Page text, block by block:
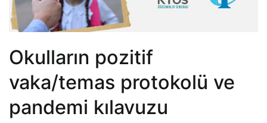
Okulların pozitif
vaka/temas protokolü ve
pandemi kılavuzu